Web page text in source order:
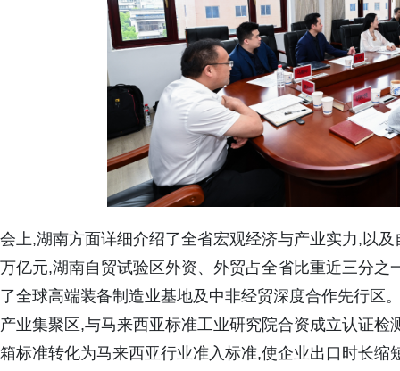
会上,湖南方面详细介绍了全省宏观经济与产业实力,以
万亿元,湖南自贸试验区外资、外贸占全省比重近三分
了全球高端装备制造业基地及中非经贸深度合作先行区
产业集聚区,与马来西亚标准工业研究院合资成立认证检
箱标准转化为马来西亚行业准入标准,使企业出口时长